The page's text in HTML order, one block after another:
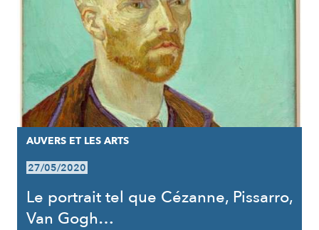
AUVERS ET LES ARTS
27/05/2020
Le portrait tel que Cézanne, Pissarro,
Van Gogh…